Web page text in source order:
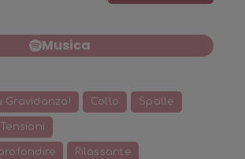
Musica
Collo Spalle
Rilassante